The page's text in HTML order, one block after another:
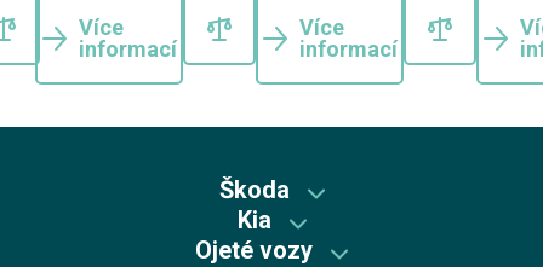
Více
informací
Více
informací
Škoda
Škoda předváděcí vozy
Kia
Kia předváděcí vozy
Ojeté vozy